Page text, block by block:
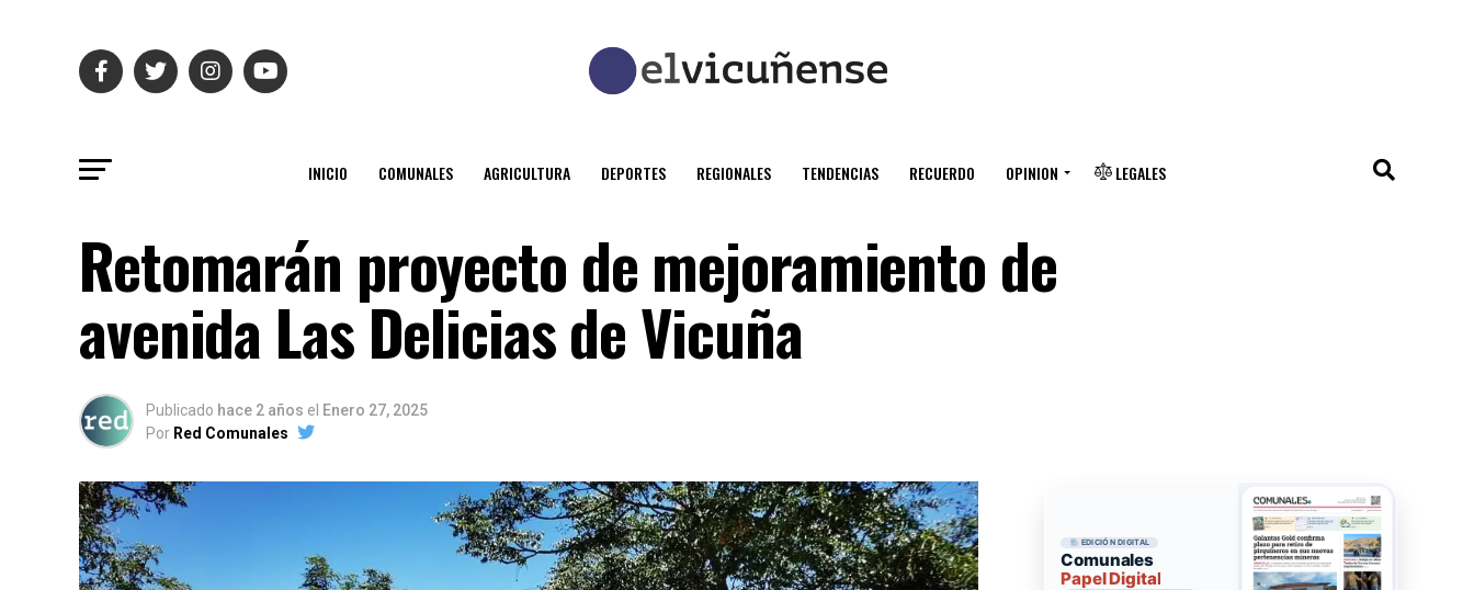
INICIO COMUNALES AGRICULTURA DEPORTES REGIONALES TENDENCIAS RECUERDO OPINION LEGALES
Retomarán proyecto de mejoramiento de
avenida Las Delicias de Vicuña
Publicado hace 2 años el Enero 27, 2025
Por Red Comunales
EDICIÓN DIGITAL
Comunales
Papel Digital